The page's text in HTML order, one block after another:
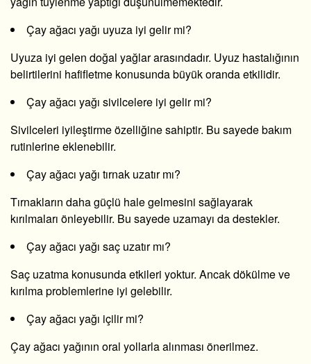
Çay ağacı yağı uyuza iyi gelir mi?
Uyuza iyi gelen doğal yağlar arasındadır. Uyuz hastalığının
belirtilerini hafifletme konusunda büyük oranda etkilidir.
Çay ağacı yağı sivilcelere iyi gelir mi?
Sivilceleri iyileştirme özelliğine sahiptir. Bu sayede bakım
rutinlerine eklenebilir.
Çay ağacı yağı tırnak uzatır mı?
Tırnakların daha güçlü hale gelmesini sağlayarak
kırılmaları önleyebilir. Bu sayede uzamayı da destekler.
Çay ağacı yağı saç uzatır mı?
Saç uzatma konusunda etkileri yoktur. Ancak dökülme ve
kırılma problemlerine iyi gelebilir.
Çay ağacı yağı içilir mi?
Çay ağacı yağının oral yollarla alınması önerilmez.